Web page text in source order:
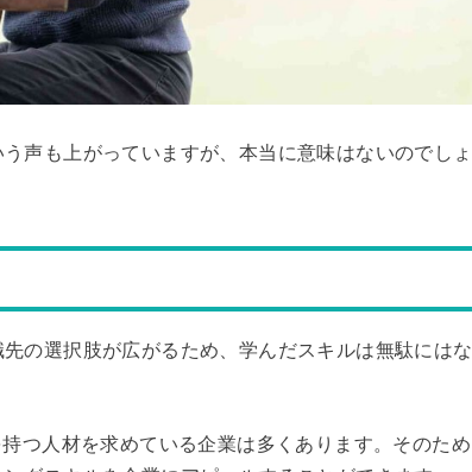
声も上がっていますが、本当に意味はないのでしょ
の選択肢が広がるため、学んだスキルは無駄にはな
つ人材を求めている企業は多くあります。そのため